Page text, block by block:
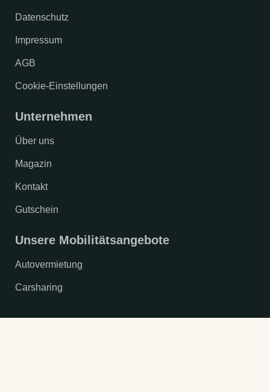
Datenschutz
Impressum
AGB
Cookie-Einstellungen
Unternehmen
Über uns
Magazin
Kontakt
Gutschein
Unsere Mobilitätsangebote
Autovermietung
Carsharing